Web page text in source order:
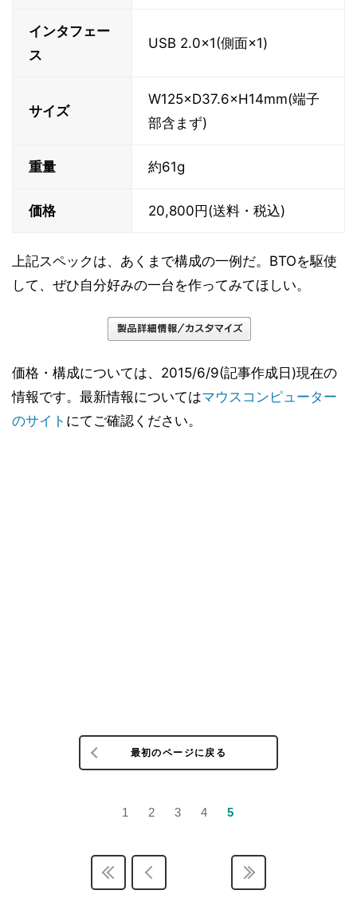
インタフェー
ス
USB 2.0×1(側面×1)
サイズ
W125×D37.6×H14mm(端子
部含まず)
重量 約61g
価格 20,800円(送料・税込)
上記スペックは、あくまで構成の一例だ。BTOを駆使
して、ぜひ自分好みの一台を作ってみてほしい。
価格・構成については、2015/6/9(記事作成日)現在の
情報です。最新情報についてはマウスコンピューター
のサイト にてご確認ください。
最初のページに戻る
1 2 3 4 5